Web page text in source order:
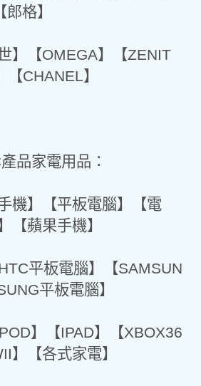
格】
】【OMEGA】【ZENIT
CHANEL】
品家電用品：
機】【平板電腦】【電
【蘋果手機】
平板電腦】【SAMSUN
平板電腦】
】【IPAD】【XBOX36
】【各式家電】